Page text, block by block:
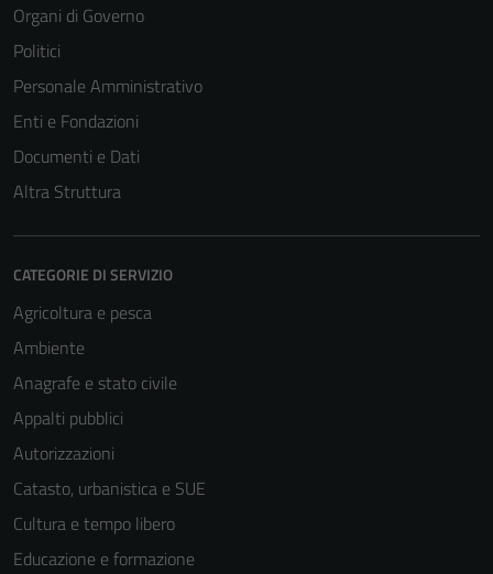
Organi di Governo
Politici
Personale Amministrativo
Enti e Fondazioni
Documenti e Dati
Altra Struttura
CATEGORIE DI SERVIZIO
Agricoltura e pesca
Ambiente
Anagrafe e stato civile
Appalti pubblici
Autorizzazioni
Catasto, urbanistica e SUE
Cultura e tempo libero
Educazione e formazione